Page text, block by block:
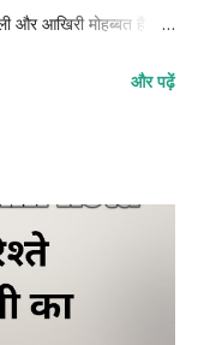
और आखिरी मोहब्बत है इस
उम्र भर के लिए साथ मिल
तू मेरी चाहत, तू मेरा
भर का नाता है। 5. लेटेस्ट
लगता है तेरी एक हंसी से
और पढ़ें